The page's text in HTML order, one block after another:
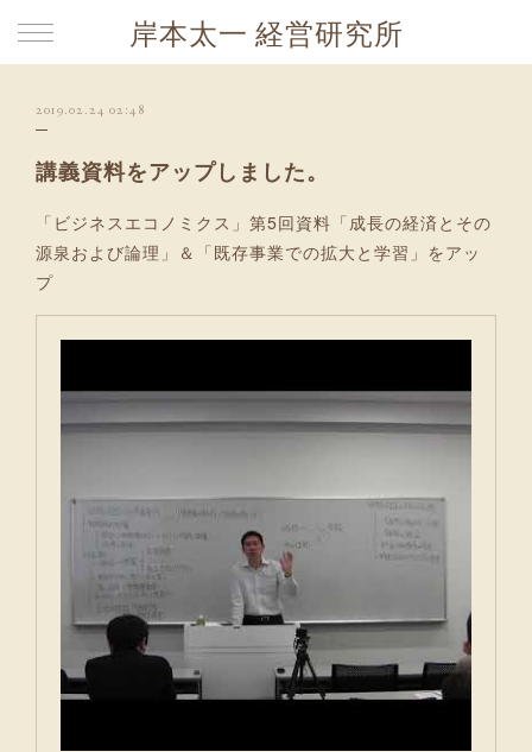
岸本太一 経営研究所
2019.02.24 02:48
講義資料をアップしました。
「ビジネスエコノミクス」第5回資料「成長の経済とその
源泉および論理」＆「既存事業での拡大と学習」をアッ
プ